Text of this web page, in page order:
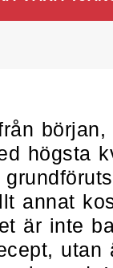
högsta
annat
är inte
utan